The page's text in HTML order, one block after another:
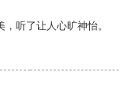
听了让人心旷神怡。